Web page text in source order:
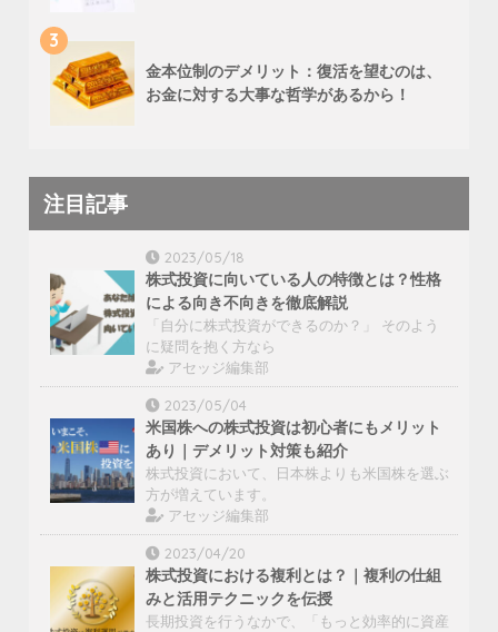
3
金本位制のデメリット：復活を望むのは、
お金に対する大事な哲学があるから！
注目記事
2023/05/18
株式投資に向いている人の特徴とは？性格
による向き不向きを徹底解説
「自分に株式投資ができるのか？」 そのよう
に疑問を抱く方なら
アセッジ編集部
2023/05/04
米国株への株式投資は初心者にもメリット
あり｜デメリット対策も紹介
株式投資において、日本株よりも米国株を選ぶ
方が増えています。
アセッジ編集部
2023/04/20
株式投資における複利とは？｜複利の仕組
みと活用テクニックを伝授
長期投資を行うなかで、「もっと効率的に資産